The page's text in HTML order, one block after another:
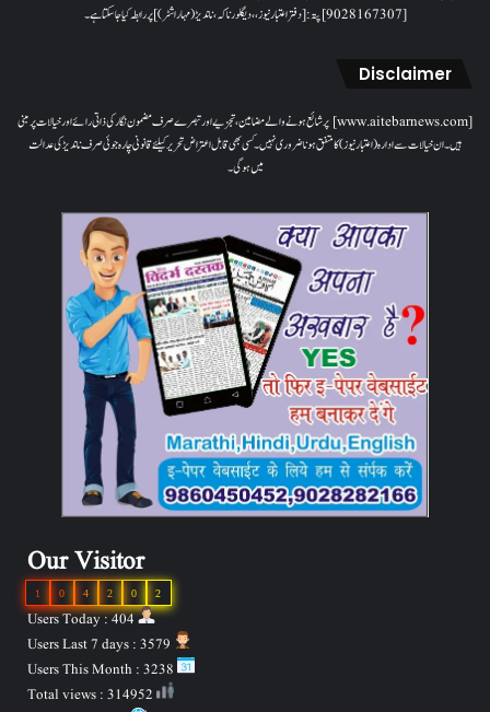
[9028167307]پتہ: [دفتر اعتبار نیوز، ، دیگلور ناکہ، ناندیڑ(مہاراشٹر) ] پر رابطہ کیا جاسکتا ہے۔
Disclaimer
[www.aitebarnews.com] پر شائع ہونے والے مضامین، تجزیے اور تبصرے صرف مضمون نگار کی ذاتی رائے اور خیالات پر مبنی
ہیں۔ ان خیالات سے ادارہ (اعتبار نیوز) کا متفق ہونا ضروری نہیں۔ کسی بھی قابل اعتراض تحریر کیلئے قانونی چارہ جوئی صرف ناندیڑ کی عدالت
میں ہوگی۔
Our Visitor
2
0
2
4
0
1
Users Today : 404